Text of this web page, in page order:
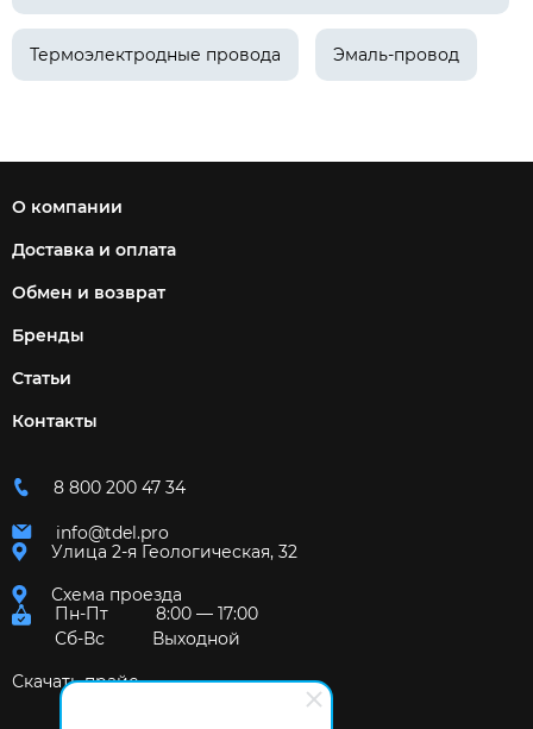
Термоэлектродные провода Эмаль-провод
О компании
Доставка и оплата
Обмен и возврат
Бренды
Статьи
Контакты
8 800 200 47 34
info@tdel.pro
Улица 2-я Геологическая, 32
Схема проезда
Пн-Пт
8:00 — 17:00
Сб-Вс
Выходной
Скачать прайс